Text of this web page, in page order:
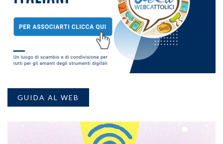
GUIDA AL WEB